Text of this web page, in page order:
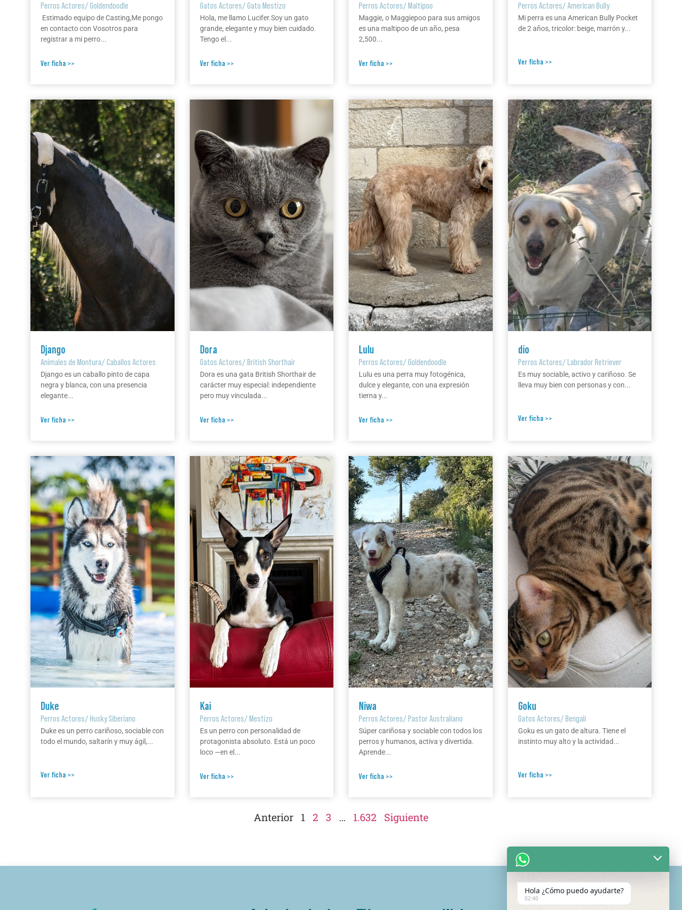
Perros Actores/Goldendoodle
Estimado equipo de Casting,Me pongo
en contacto con Vosotros para
registrar a mi perro...
Ver ficha >>
Gatos Actores/Gato Mestizo
Hola, me llamo Lucifer.Soy un gato
grande, elegante y muy bien cuidado.
Tengo el...
Ver ficha >>
Perros Actores/Maltipoo
Maggie, o Maggiepoo para sus amigos
es una maltipoo de un año, pesa
2,500...
Ver ficha >>
Perros Actores/American Bully
Mi perra es una American Bully Pocket
de 2 años, tricolor: beige, marrón y...
Ver ficha >>
Django
Animales de Montura/Caballos Actores
Django es un caballo pinto de capa
negra y blanca, con una presencia
elegante...
Ver ficha >>
Dora
Gatos Actores/British Shorthair
Dora es una gata British Shorthair de
carácter muy especial: independiente
pero muy vinculada...
Ver ficha >>
Lulu
Perros Actores/Goldendoodle
Lulu es una perra muy fotogénica,
dulce y elegante, con una expresión
tierna y...
Ver ficha >>
dio
Perros Actores/Labrador Retriever
Es muy sociable, activo y cariñoso. Se
lleva muy bien con personas y con...
Ver ficha >>
Duke
Perros Actores/Husky Siberiano
Duke es un perro cariñoso, sociable con
todo el mundo, saltarín y muy ágil,...
Ver ficha >>
Kai
Perros Actores/Mestizo
Es un perro con personalidad de
protagonista absoluto. Está un poco
loco —en el...
Ver ficha >>
Niwa
Perros Actores/Pastor Australiano
Súper cariñosa y sociable con todos los
perros y humanos, activa y divertida.
Aprende...
Ver ficha >>
Goku
Gatos Actores/Bengalí
Goku es un gato de altura. Tiene el
instinto muy alto y la actividad...
Ver ficha >>
Anterior 1 2 3 … 1.632 Siguiente
Hola ¿Cómo puedo ayudarte?
02:40